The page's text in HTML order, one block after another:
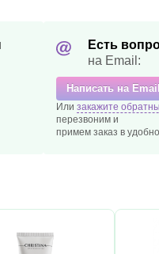
Есть
на Email:
Написать на Email
Или закажите
перезвоним и
примем заказ в